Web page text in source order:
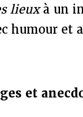
lieuxà un
humour et
et